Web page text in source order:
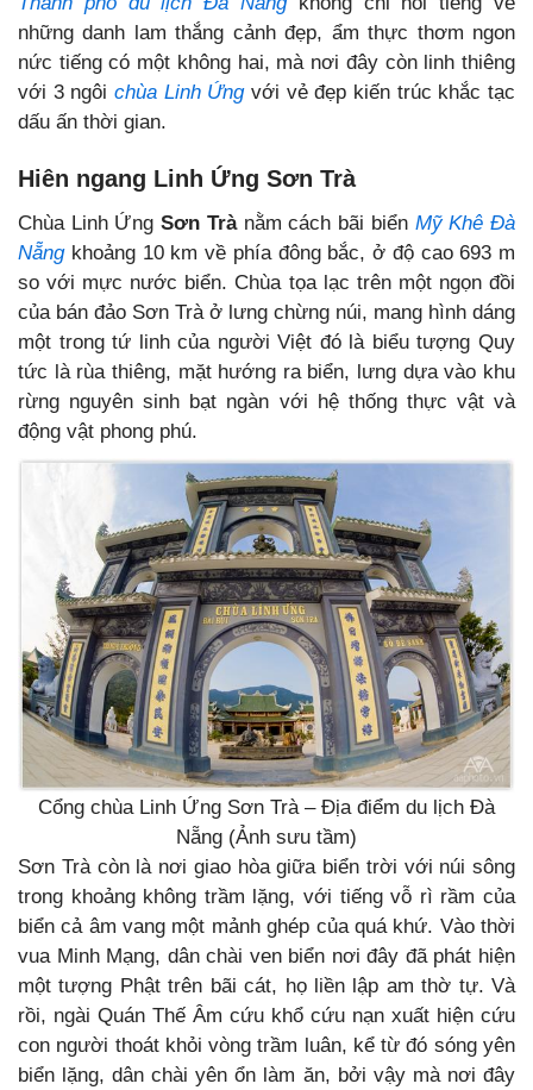
những danh lam thắng cảnh đẹp, ẩm thực thơm ngon
nức tiếng có một không hai, mà nơi đây còn linh thiêng
với 3 ngôi chùa Linh Ứngvới vẻ đẹp kiến trúc khắc tạc
dấu ấn thời gian.
Hiên ngang Linh Ứng Sơn Trà
Chùa Linh ỨngSơn Trànằm cách bãi biển Mỹ Khê Đà
Nẵngkhoảng 10 km về phía đông bắc, ở độ cao 693 m
so với mực nước biển. Chùa tọa lạc trên một ngọn đồi
của bán đảo Sơn Trà ở lưng chừng núi, mang hình dáng
một trong tứ linh của người Việt đó là biểu tượng Quy
tức là rùa thiêng, mặt hướng ra biển, lưng dựa vào khu
rừng nguyên sinh bạt ngàn với hệ thống thực vật và
động vật phong phú.
Cổng chùa Linh Ứng Sơn Trà – Địa điểm du lịch Đà
Nẵng (Ảnh sưu tầm)
Sơn Trà còn là nơi giao hòa giữa biển trời với núi sông
trong khoảng không trầm lặng, với tiếng vỗ rì rầm của
biển cả âm vang một mảnh ghép của quá khứ. Vào thời
vua Minh Mạng, dân chài ven biển nơi đây đã phát hiện
một tượng Phật trên bãi cát, họ liền lập am thờ tự. Và
rồi, ngài Quán Thế Âm cứu khổ cứu nạn xuất hiện cứu
con người thoát khỏi vòng trầm luân, kể từ đó sóng yên
biển lặng, dân chài yên ổn làm ăn, bởi vậy mà nơi đây